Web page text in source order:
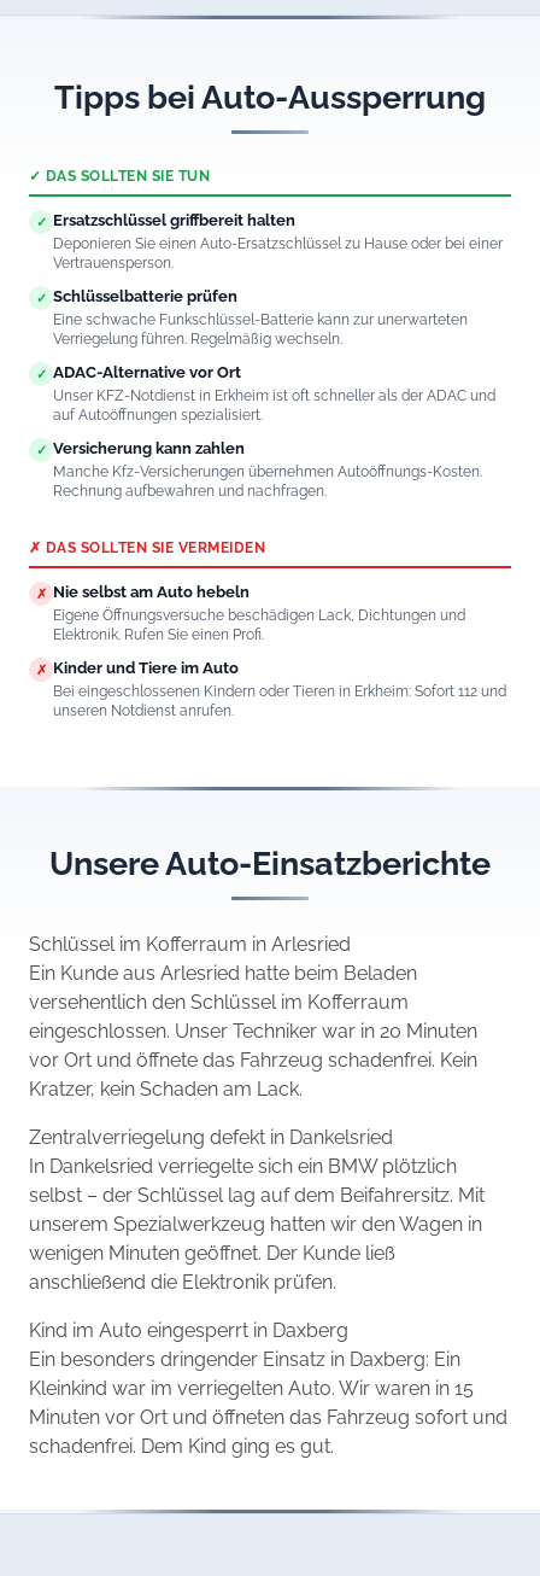
Tipps bei Auto-Aussperrung
✓ DAS SOLLTEN SIE TUN
✓ Ersatzschlüssel griffbereit halten
Deponieren Sie einen Auto-Ersatzschlüssel zu Hause oder bei einer
Vertrauensperson.
✓ Schlüsselbatterie prüfen
Eine schwache Funkschlüssel-Batterie kann zur unerwarteten
Verriegelung führen. Regelmäßig wechseln.
✓ ADAC-Alternative vor Ort
Unser KFZ-Notdienst in Erkheim ist oft schneller als der ADAC und
auf Autoöffnungen spezialisiert.
✓ Versicherung kann zahlen
Manche Kfz-Versicherungen übernehmen Autoöffnungs-Kosten.
Rechnung aufbewahren und nachfragen.
✗ DAS SOLLTEN SIE VERMEIDEN
✗ Nie selbst am Auto hebeln
Eigene Öffnungsversuche beschädigen Lack, Dichtungen und
Elektronik. Rufen Sie einen Profi.
✗ Kinder und Tiere im Auto
Bei eingeschlossenen Kindern oder Tieren in Erkheim: Sofort 112 und
unseren Notdienst anrufen.
Unsere Auto-Einsatzberichte
Schlüssel im Kofferraum in Arlesried
Ein Kunde aus Arlesried hatte beim Beladen
versehentlich den Schlüssel im Kofferraum
eingeschlossen. Unser Techniker war in 20 Minuten
vor Ort und öffnete das Fahrzeug schadenfrei. Kein
Kratzer, kein Schaden am Lack.
Zentralverriegelung defekt in Dankelsried
In Dankelsried verriegelte sich ein BMW plötzlich
selbst – der Schlüssel lag auf dem Beifahrersitz. Mit
unserem Spezialwerkzeug hatten wir den Wagen in
wenigen Minuten geöffnet. Der Kunde ließ
anschließend die Elektronik prüfen.
Kind im Auto eingesperrt in Daxberg
Ein besonders dringender Einsatz in Daxberg: Ein
Kleinkind war im verriegelten Auto. Wir waren in 15
Minuten vor Ort und öffneten das Fahrzeug sofort und
schadenfrei. Dem Kind ging es gut.